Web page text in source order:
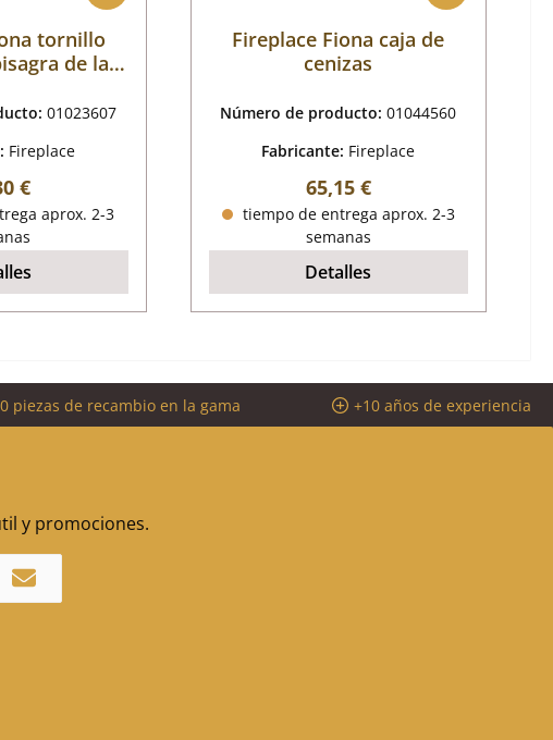
tornillo
de la
juego
01023607
Fireplace
normal:
€
aprox. 2-3
Fireplace Fiona caja de
cenizas
Número de producto:01044560
Fabricante: Fireplace
Precio normal:
65,15 €
tiempo de entrega aprox. 2-3
semanas
Detalles
piezas de recambio en la gama +10 años de experiencia
y promociones.